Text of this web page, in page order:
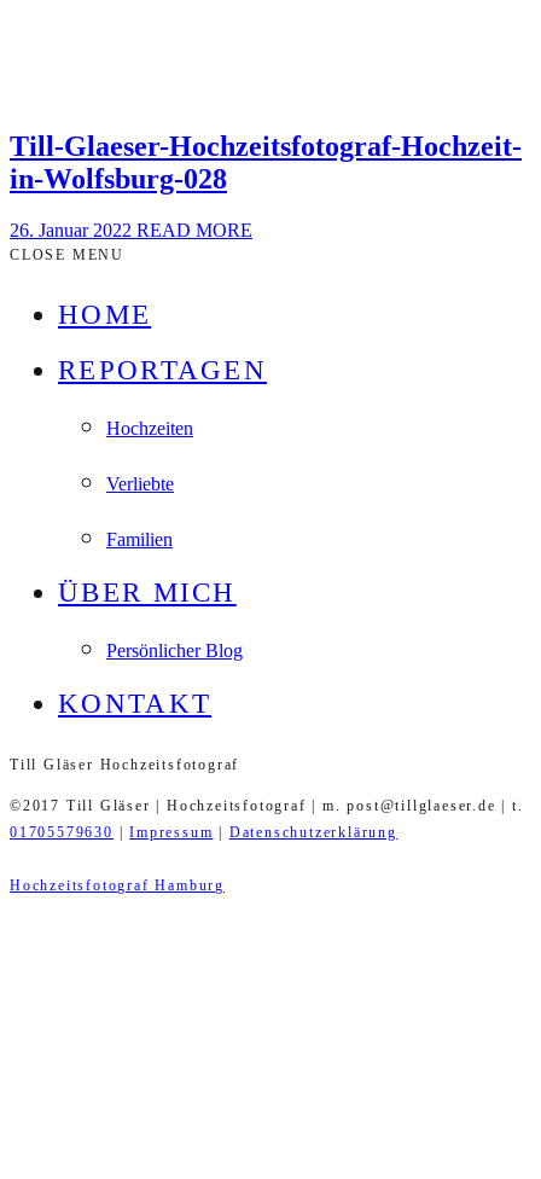
Till-Glaeser-Hochzeitsfotograf-Hochzeit-
in-Wolfsburg-028
26. Januar 2022 READ MORE
CLOSE MENU
HOME
REPORTAGEN
Hochzeiten
Verliebte
Familien
ÜBER MICH
Persönlicher Blog
KONTAKT
Till Gläser Hochzeitsfotograf
©2017 Till Gläser | Hochzeitsfotograf | m. post@tillglaeser.de | t.
01705579630
|Impressum Datenschutzerklärung
Hochzeitsfotograf Hamburg